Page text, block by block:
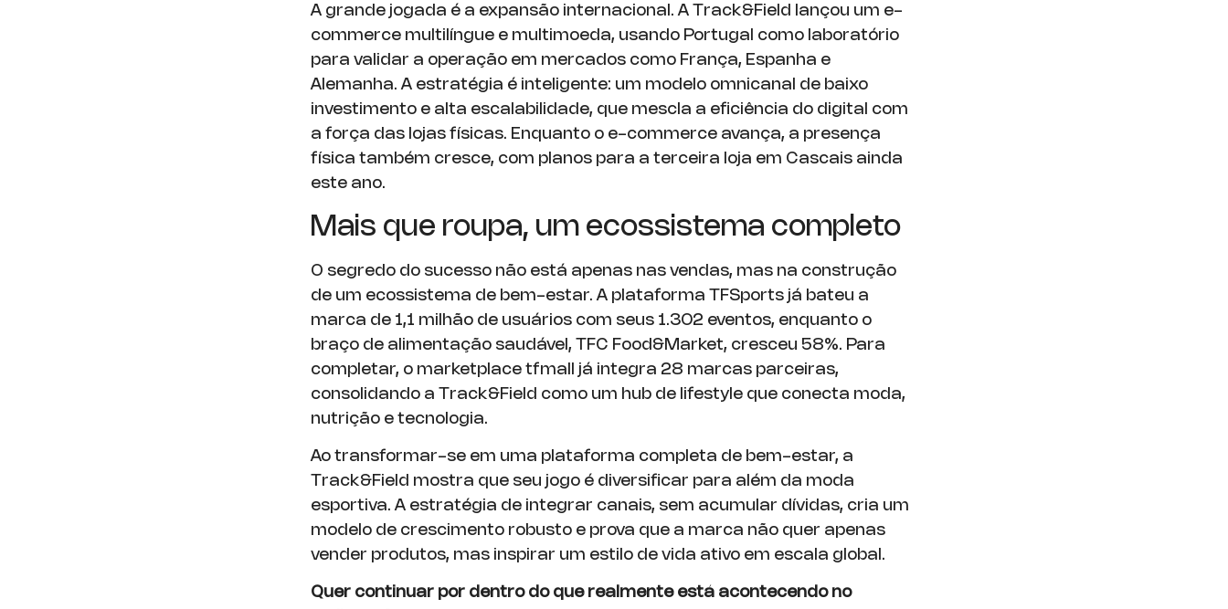
A grande jogada é a expansão internacional. A Track&Field lançou um e-
commerce multilíngue e multimoeda, usando Portugal como laboratório
para validar a operação em mercados como França, Espanha e
Alemanha. A estratégia é inteligente: um modelo omnicanal de baixo
investimento e alta escalabilidade, que mescla a eficiência do digital com
a força das lojas físicas. Enquanto o e-commerce avança, a presença
física também cresce, com planos para a terceira loja em Cascais ainda
este ano.
Mais que roupa, um ecossistema completo
O segredo do sucesso não está apenas nas vendas, mas na construção
de um ecossistema de bem-estar. A plataforma TFSports já bateu a
marca de 1,1 milhão de usuários com seus 1.302 eventos, enquanto o
braço de alimentação saudável, TFC Food&Market, cresceu 58%. Para
completar, o marketplace tfmall já integra 28 marcas parceiras,
consolidando a Track&Field como um hub de lifestyle que conecta moda,
nutrição e tecnologia.
Ao transformar-se em uma plataforma completa de bem-estar, a
Track&Field mostra que seu jogo é diversificar para além da moda
esportiva. A estratégia de integrar canais, sem acumular dívidas, cria um
modelo de crescimento robusto e prova que a marca não quer apenas
vender produtos, mas inspirar um estilo de vida ativo em escala global.
Quer continuar por dentro do que realmente está acontecendo no